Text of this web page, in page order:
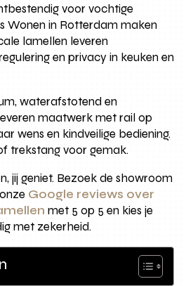
voor vochtige
Wonen in Rotterdam maken
lamellen leveren
en privacy in keuken en
waterafstotend en
maatwerk met rail op
wens en kindveilige bediening.
trekstang voor gemak.
jij geniet. Bezoek de showroom
Google reviews over
met 5 op 5 en kies je
met zekerheid.